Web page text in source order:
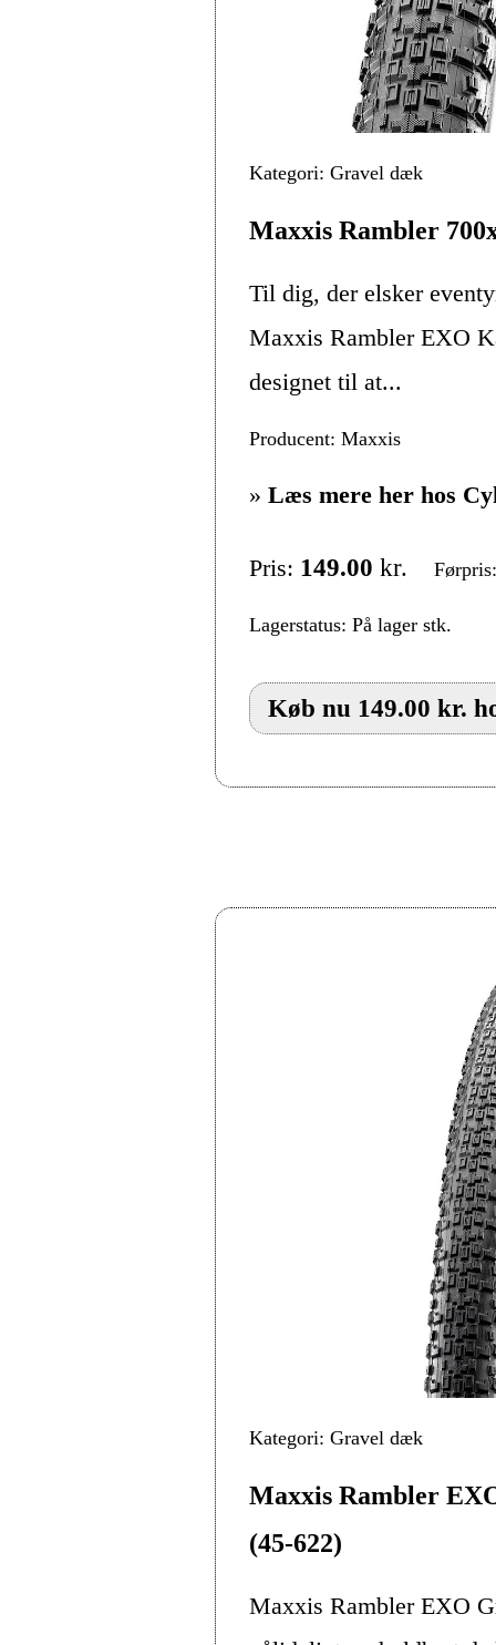
Kategori: Gravel dæk
Maxxis Rambler
Til dig, der elsker
Maxxis Rambler EXO
designet til at...
Producent: Maxxis
» Læs mere her hos
Pris: 149.00 kr.
Lagerstatus: På lager stk.
Køb nu 149.00 kr.
Kategori: Gravel dæk
Maxxis Rambler
(45-622)
Maxxis Rambler EXO